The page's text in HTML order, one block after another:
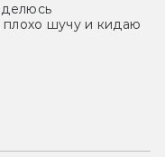
шучу и кидаю